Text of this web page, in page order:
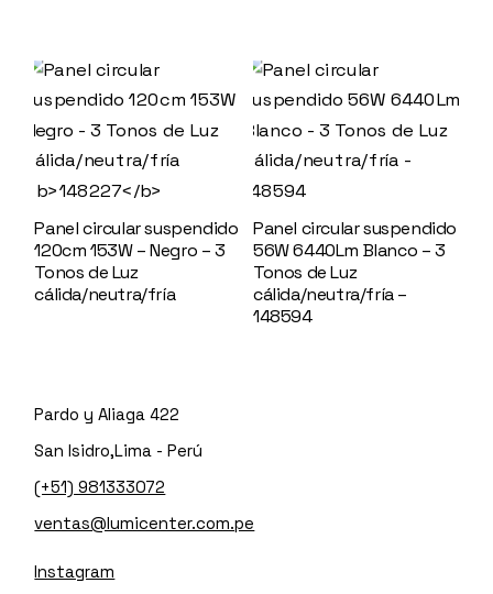
Panel circular suspendido
120cm 153W – Negro – 3
Tonos de Luz
cálida/neutra/fría
Panel circular suspendido
56W 6440Lm Blanco – 3
Tonos de Luz
cálida/neutra/fría –
148594
Pardo y Aliaga 422
San Isidro,Lima - Perú
(+51) 981333072
ventas@lumicenter.com.pe
Instagram